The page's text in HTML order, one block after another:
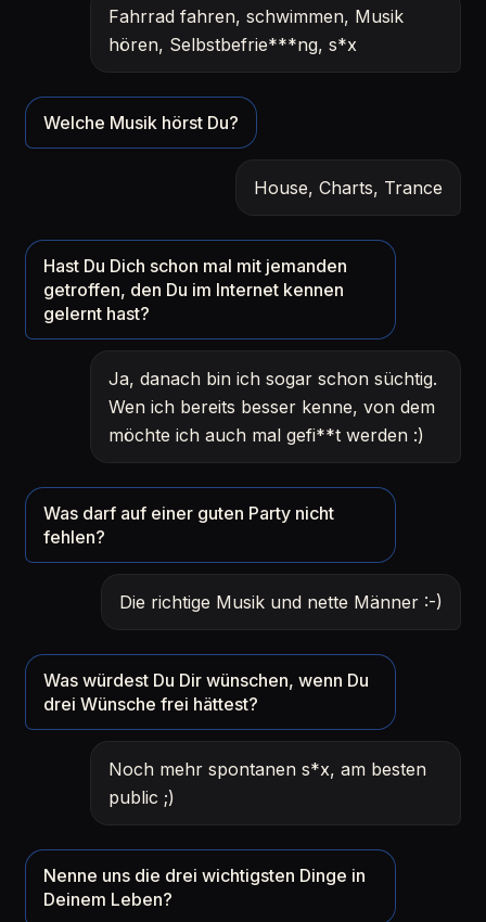
Fahrrad fahren, schwimmen, Musik
hören, Selbstbefrie***ng, s*x
Welche Musik hörst Du?
House, Charts, Trance
Hast Du Dich schon mal mit jemanden
getroffen, den Du im Internet kennen
gelernt hast?
Ja, danach bin ich sogar schon süchtig.
Wen ich bereits besser kenne, von dem
möchte ich auch mal gefi**t werden :)
Was darf auf einer guten Party nicht
fehlen?
Die richtige Musik und nette Männer :-)
Was würdest Du Dir wünschen, wenn Du
drei Wünsche frei hättest?
Noch mehr spontanen s*x, am besten
public ;)
Nenne uns die drei wichtigsten Dinge in
Deinem Leben?